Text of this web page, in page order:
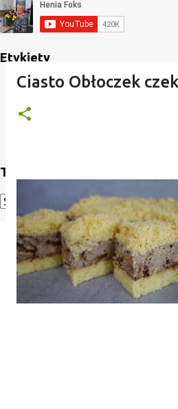
Etykiety
Translate
Powered by Translate
Ciasto Obłoczek